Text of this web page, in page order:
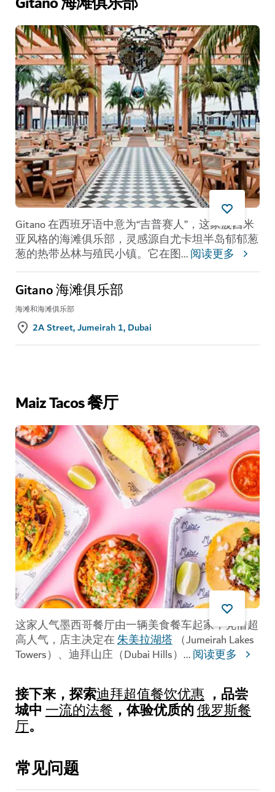
Gitano 在西班牙语中意为“吉普赛人”，这家波西米
亚风格的海滩俱乐部，灵感源自尤卡坦半岛郁郁葱
葱的热带丛林与殖民小镇。它在图...阅读更多
Gitano 海滩俱乐部
海滩和海滩俱乐部
2A Street, Jumeirah 1, Dubai
Maiz Tacos 餐厅
这家人气墨西哥餐厅由一辆美食餐车起家，凭借超
高人气，店主决定在朱美拉湖塔 （Jumeirah Lakes
Towers）、迪拜山庄（Dubai Hills） ...阅读更多
接下来，探索迪拜超值餐饮优惠 ，品尝
城中 一流的法餐 ，体验优质的俄罗斯餐
厅。
常见问题